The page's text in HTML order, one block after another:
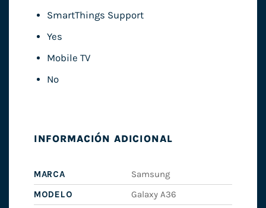
SmartThings Support
Yes
Mobile TV
No
INFORMACIÓN ADICIONAL
MARCA
Samsung
MODELO
Galaxy A36